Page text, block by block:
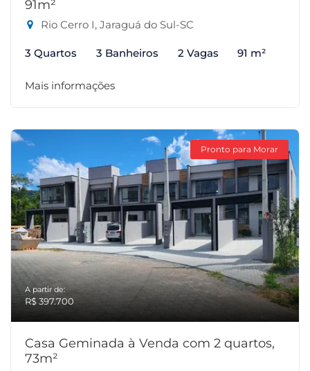
91m²
Rio Cerro I, Jaraguá do Sul-SC
3 Quartos 3 Banheiros 2 Vagas 91 m²
Mais informações
Pronto para Morar
A partir de:
R$ 397.700
Casa Geminada à Venda com 2 quartos,
73m²